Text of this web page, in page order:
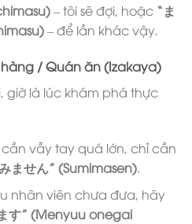
– tôi sẽ đợi, hoặc “ま
– để lần khác vậy.
hàng / Quán ăn (Izakaya)
giờ là lúc khám phá thực
vẫy tay quá lớn, chỉ cần
ません” (Sumimasen).
nhân viên chưa đưa, hãy
す” (Menyuu onegai